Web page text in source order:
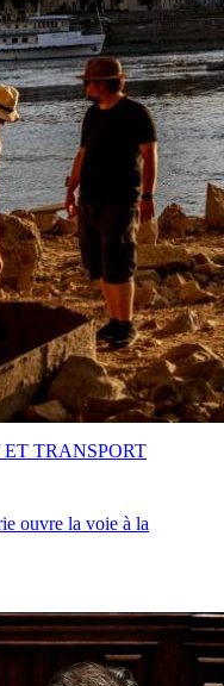
ouvre la voie à la
TRANSPORT